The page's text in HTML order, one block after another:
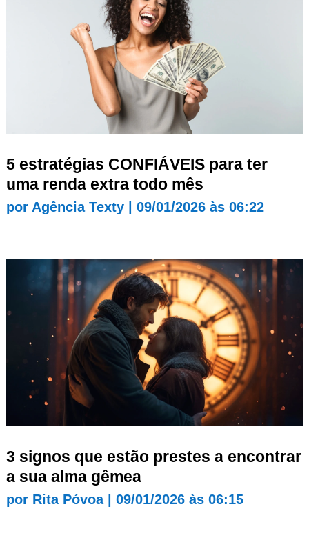
5 estratégias CONFIÁVEIS para ter
uma renda extra todo mês
por Agência Texty| 09/01/2026 às 06:22
3 signos que estão prestes a encontrar
a sua alma gêmea
por Rita Póvoa| 09/01/2026 às 06:15